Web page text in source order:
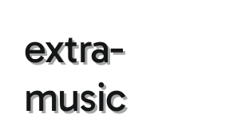
contentextra-
music